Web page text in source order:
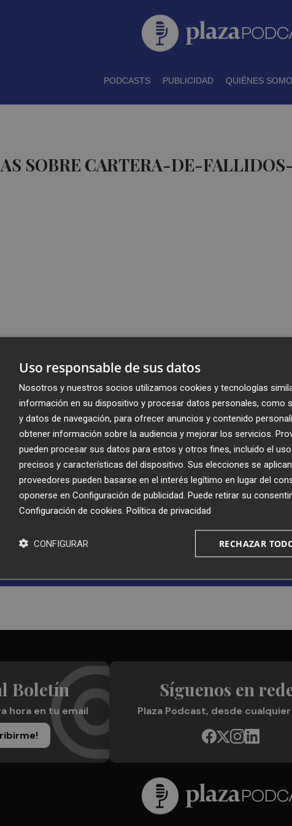
PODCASTS PUBLICIDAD QUIÉNES
SOBRE CARTERA-DE-
Recibe toda la
Plaza Podcast en tu
Boletín
hora en tu email
Síguenos en
Plaza Podcast, desde
Uso responsable de sus datos
Nosotros y nuestros socios utilizamos cookies y tecnologías
información en su dispositivo y procesar datos personales, como
y datos de navegación, para ofrecer anuncios y contenido
obtener información sobre la audiencia y mejorar los servicios.
pueden procesar sus datos para estos y otros fines, incluido el
precisos y características del dispositivo. Sus elecciones se
proveedores pueden basarse en el interés legítimo en lugar del
oponerse en Configuración de publicidad . Puede retirar su
Configuración de cookies Política de privacidad
RECHAZAR
CONFIGURAR